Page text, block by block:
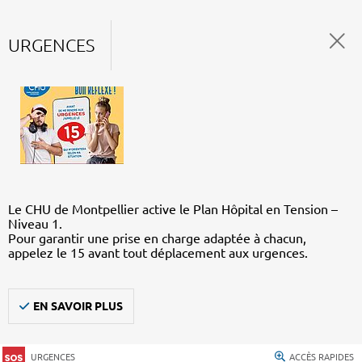
URGENCES
Le CHU de Montpellier active le Plan Hôpital en Tension –
Niveau 1.
Pour garantir une prise en charge adaptée à chacun,
appelez le 15 avant tout déplacement aux urgences.
EN SAVOIR PLUS
URGENCES ACCÈS RAPIDES